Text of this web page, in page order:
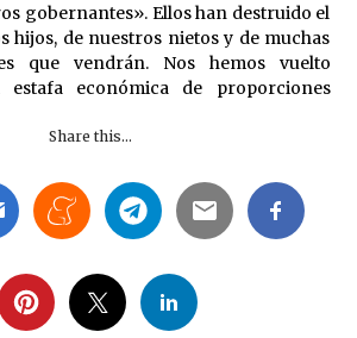
gobernantes». Ellos han destruido el
hijos, de nuestros nietos y de muchas
que vendrán. Nos hemos vuelto
estafa económica de proporciones
Share this...